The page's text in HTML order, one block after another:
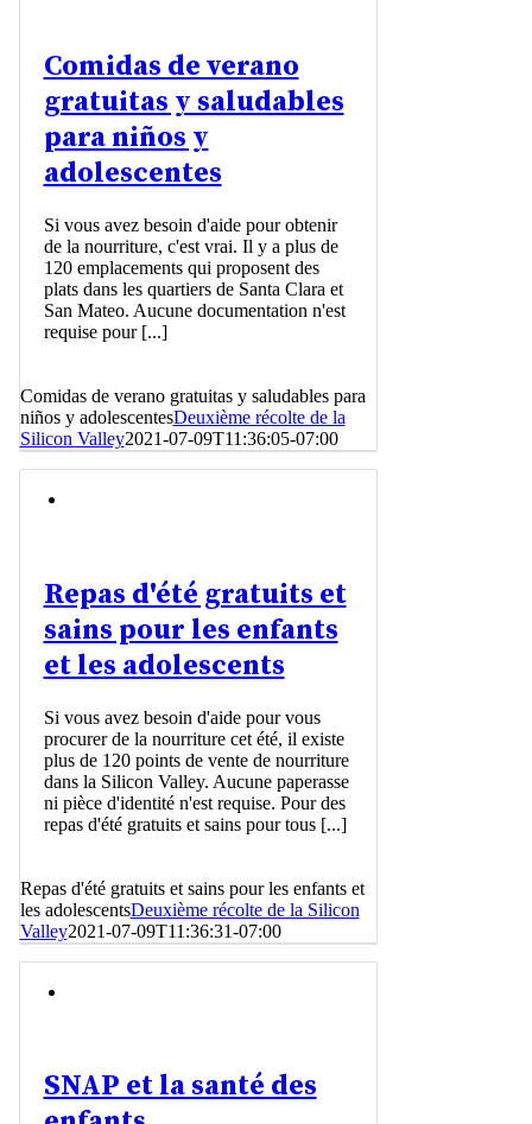
Comidas de verano
gratuitas y saludables
para niños y
adolescentes
Si vous avez besoin d'aide pour obtenir
de la nourriture, c'est vrai. Il y a plus de
120 emplacements qui proposent des
plats dans les quartiers de Santa Clara et
San Mateo. Aucune documentation n'est
requise pour [...]
Comidas de verano gratuitas y saludables para
niños y adolescentesDeuxième récolte de la
Silicon Valley2021-07-09T11:36:05-07:00
Repas d'été gratuits et
sains pour les enfants
et les adolescents
Si vous avez besoin d'aide pour vous
procurer de la nourriture cet été, il existe
plus de 120 points de vente de nourriture
dans la Silicon Valley. Aucune paperasse
ni pièce d'identité n'est requise. Pour des
repas d'été gratuits et sains pour tous [...]
Repas d'été gratuits et sains pour les enfants et
les adolescentsDeuxième récolte de la Silicon
Valley2021-07-09T11:36:31-07:00
SNAP et la santé des